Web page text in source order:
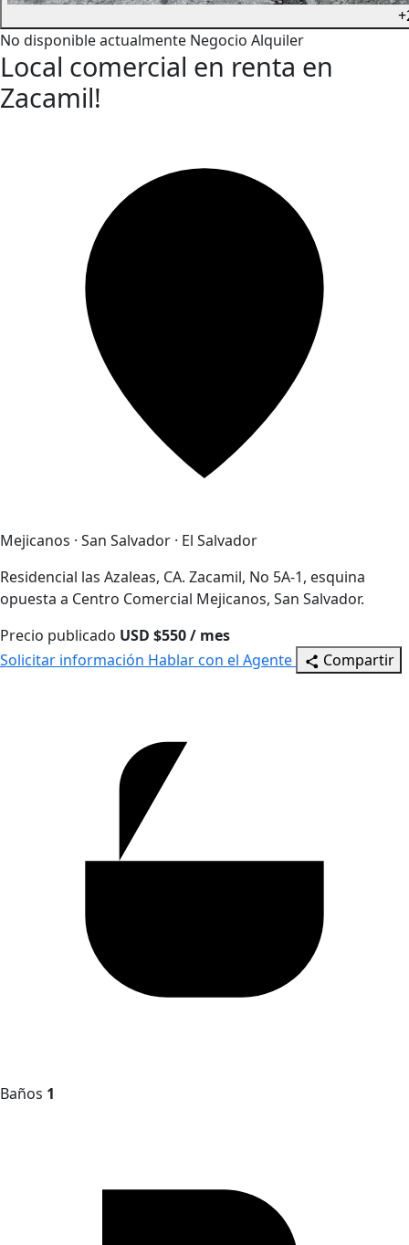
No disponible actualmente Negocio Alquiler
Local comercial en renta en
Zacamil!
Mejicanos · San Salvador · El Salvador
Residencial las Azaleas, CA. Zacamil, No 5A-1, esquina
opuesta a Centro Comercial Mejicanos, San Salvador.
Precio publicado USD $550 / mes
Solicitar información Hablar con el Agente Compartir
Baños 1